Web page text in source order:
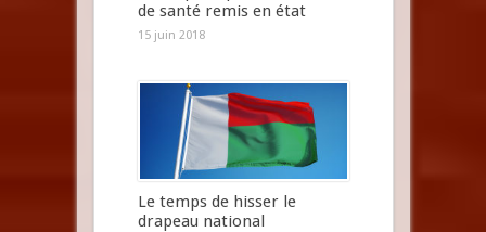
de santé remis en état
15 juin 2018
Le temps de hisser le
drapeau national